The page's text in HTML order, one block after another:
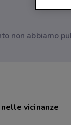
non abbiamo
vicinanze